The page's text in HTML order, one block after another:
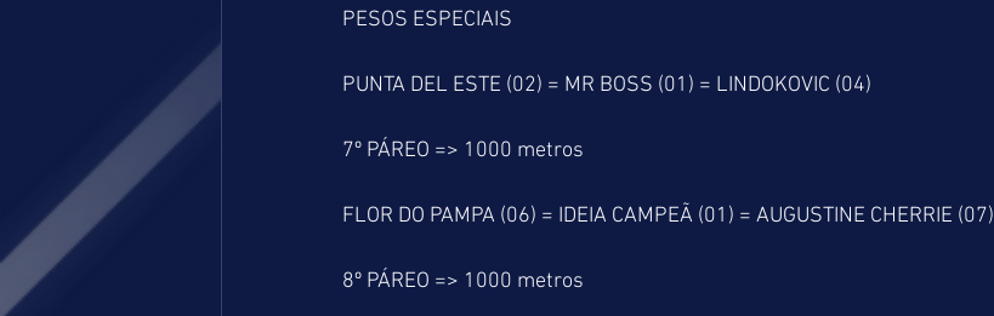
PESOS ESPECIAIS
PUNTA DEL ESTE (02) = MR BOSS (01) = LINDOKOVIC (04)
7º PÁREO => 1000 metros
FLOR DO PAMPA (06) = IDEIA CAMPEÃ (01) = AUGUSTINE CHERRIE (07)
8º PÁREO => 1000 metros